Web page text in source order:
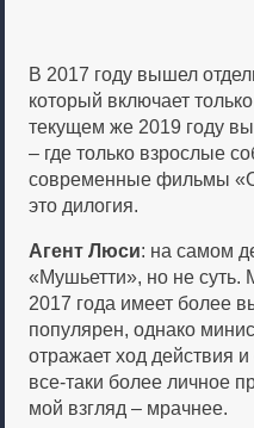
В 2017 году вышел
который включает
текущем же 2019 году
– где только взрослые
современные фильмы
это дилогия.
Агент Люси: на самом
«Мушьетти», но не суть.
2017 года имеет более
популярен, однако
отражает ход действия
все-таки более личное
мой взгляд – мрачнее.